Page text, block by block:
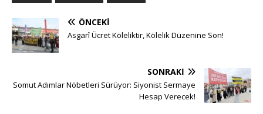
ÖNCEKI
Asgarî Ücret Köleliktir, Kölelik Düzenine Son!
SONRAKI
Somut Adımlar Nöbetleri Sürüyor: Siyonist Sermaye
Hesap Verecek!